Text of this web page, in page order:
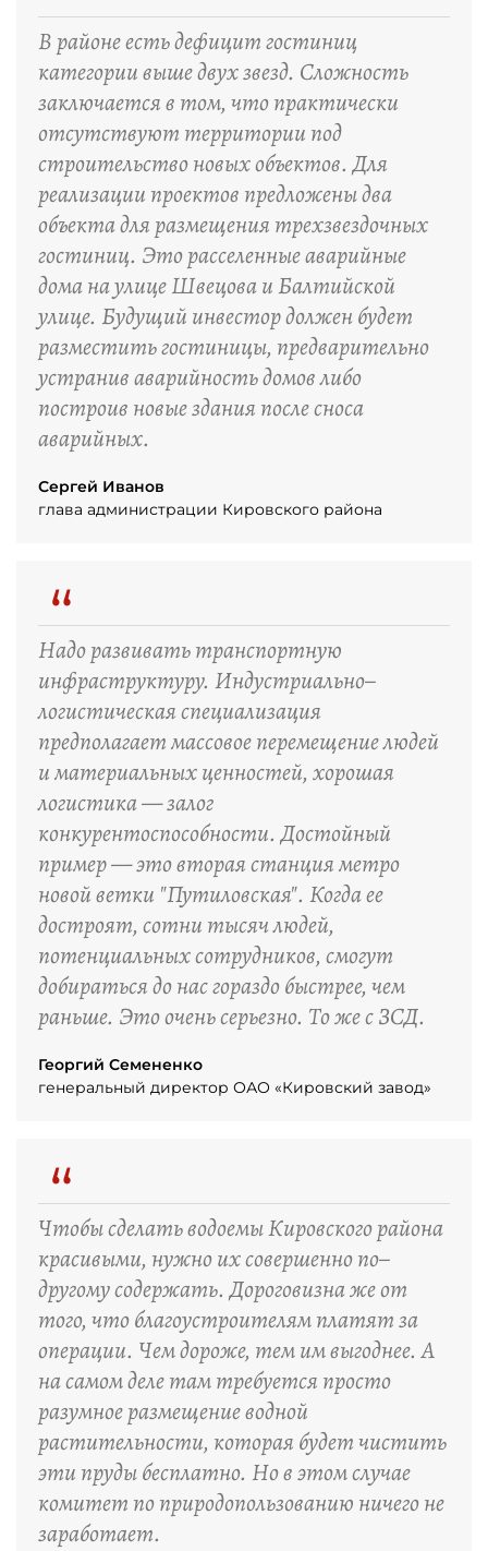
В районе есть дефицит гостиниц
категории выше двух звезд. Сложность
заключается в том, что практически
отсутствуют территории под
строительство новых объектов. Для
реализации проектов предложены два
объекта для размещения трехзвездочных
гостиниц. Это расселенные аварийные
дома на улице Швецова и Балтийской
улице. Будущий инвестор должен будет
разместить гостиницы, предварительно
устранив аварийность домов либо
построив новые здания после сноса
аварийных.
Сергей Иванов
глава администрации Кировского района
“
Надо развивать транспортную
инфраструктуру. Индустриально–
логистическая специализация
предполагает массовое перемещение людей
и материальных ценностей, хорошая
логистика — залог
конкурентоспособности. Достойный
пример — это вторая станция метро
новой ветки "Путиловская". Когда ее
достроят, сотни тысяч людей,
потенциальных сотрудников, смогут
добираться до нас гораздо быстрее, чем
раньше. Это очень серьезно. То же с ЗСД.
Георгий Семененко
генеральный директор ОАО «Кировский завод»
“
Чтобы сделать водоемы Кировского района
красивыми, нужно их совершенно по–
другому содержать. Дороговизна же от
того, что благоустроителям платят за
операции. Чем дороже, тем им выгоднее. А
на самом деле там требуется просто
разумное размещение водной
растительности, которая будет чистить
эти пруды бесплатно. Но в этом случае
комитет по природопользованию ничего не
заработает.